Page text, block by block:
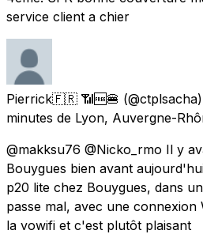
service client a chier
Pierrick🇫🇷 📶🆓🍔
minutes de Lyon, Auvergne-
@makksu76 @Nicko_rmo Il y
Bouygues bien avant
p20 lite chez Bouygues, dans
passe mal, avec une
la vowifi et c'est plutôt plaisant